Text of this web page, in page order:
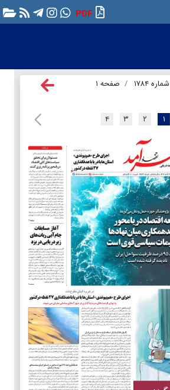
PDF
شماره ۱۷۸۴ صفحه ۱
۱ ۲ ۳ ۴